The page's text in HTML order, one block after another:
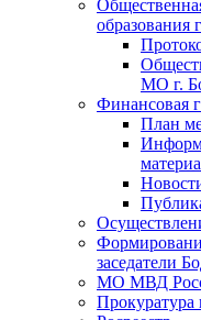
образования
МО г.
Финансовая
План
заседатели
МО МВД
Прокуратура